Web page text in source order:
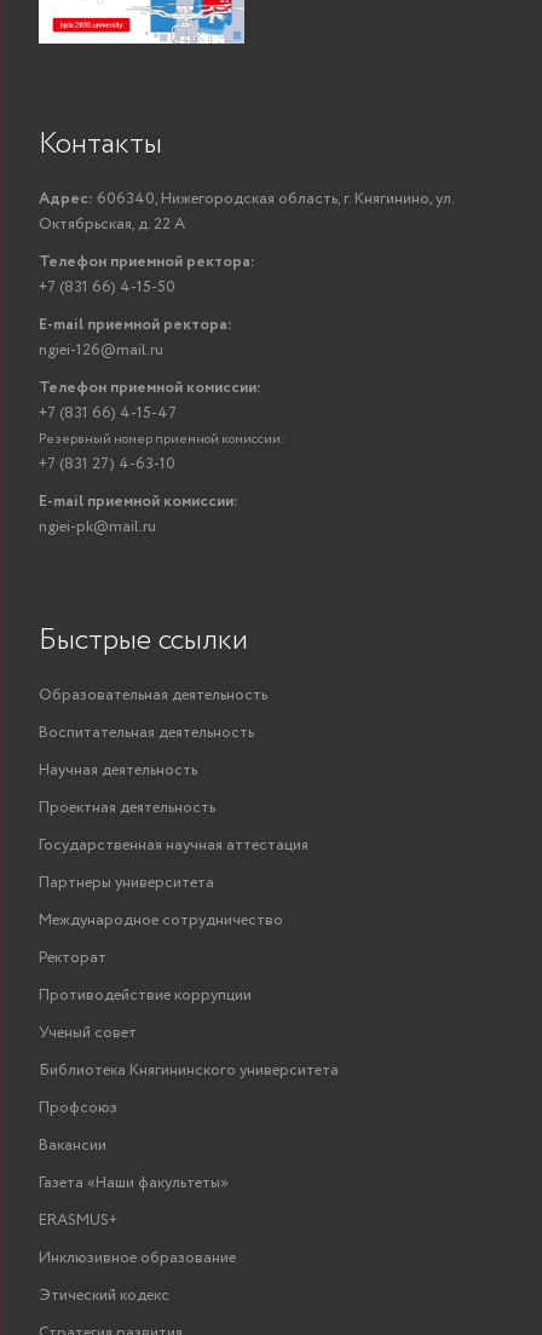
Контакты
Адрес: 606340, Нижегородская область, г. Княгинино, ул.
Октябрьская, д. 22 А
Телефон приемной ректора:
+7 (831 66) 4-15-50
E-mail приемной ректора:
ngiei-126@mail.ru
Телефон приемной комиссии:
+7 (831 66) 4-15-47
Резервный номер приемной комиссии:
+7 (831 27) 4-63-10
E-mail приемной комиссии:
ngiei-pk@mail.ru
Быстрые ссылки
Образовательная деятельность
Воспитательная деятельность
Научная деятельность
Проектная деятельность
Государственная научная аттестация
Партнеры университета
Международное сотрудничество
Ректорат
Противодействие коррупции
Ученый совет
Библиотека Княгининского университета
Профсоюз
Вакансии
Газета «Наши факультеты»
ERASMUS+
Инклюзивное образование
Этический кодекс